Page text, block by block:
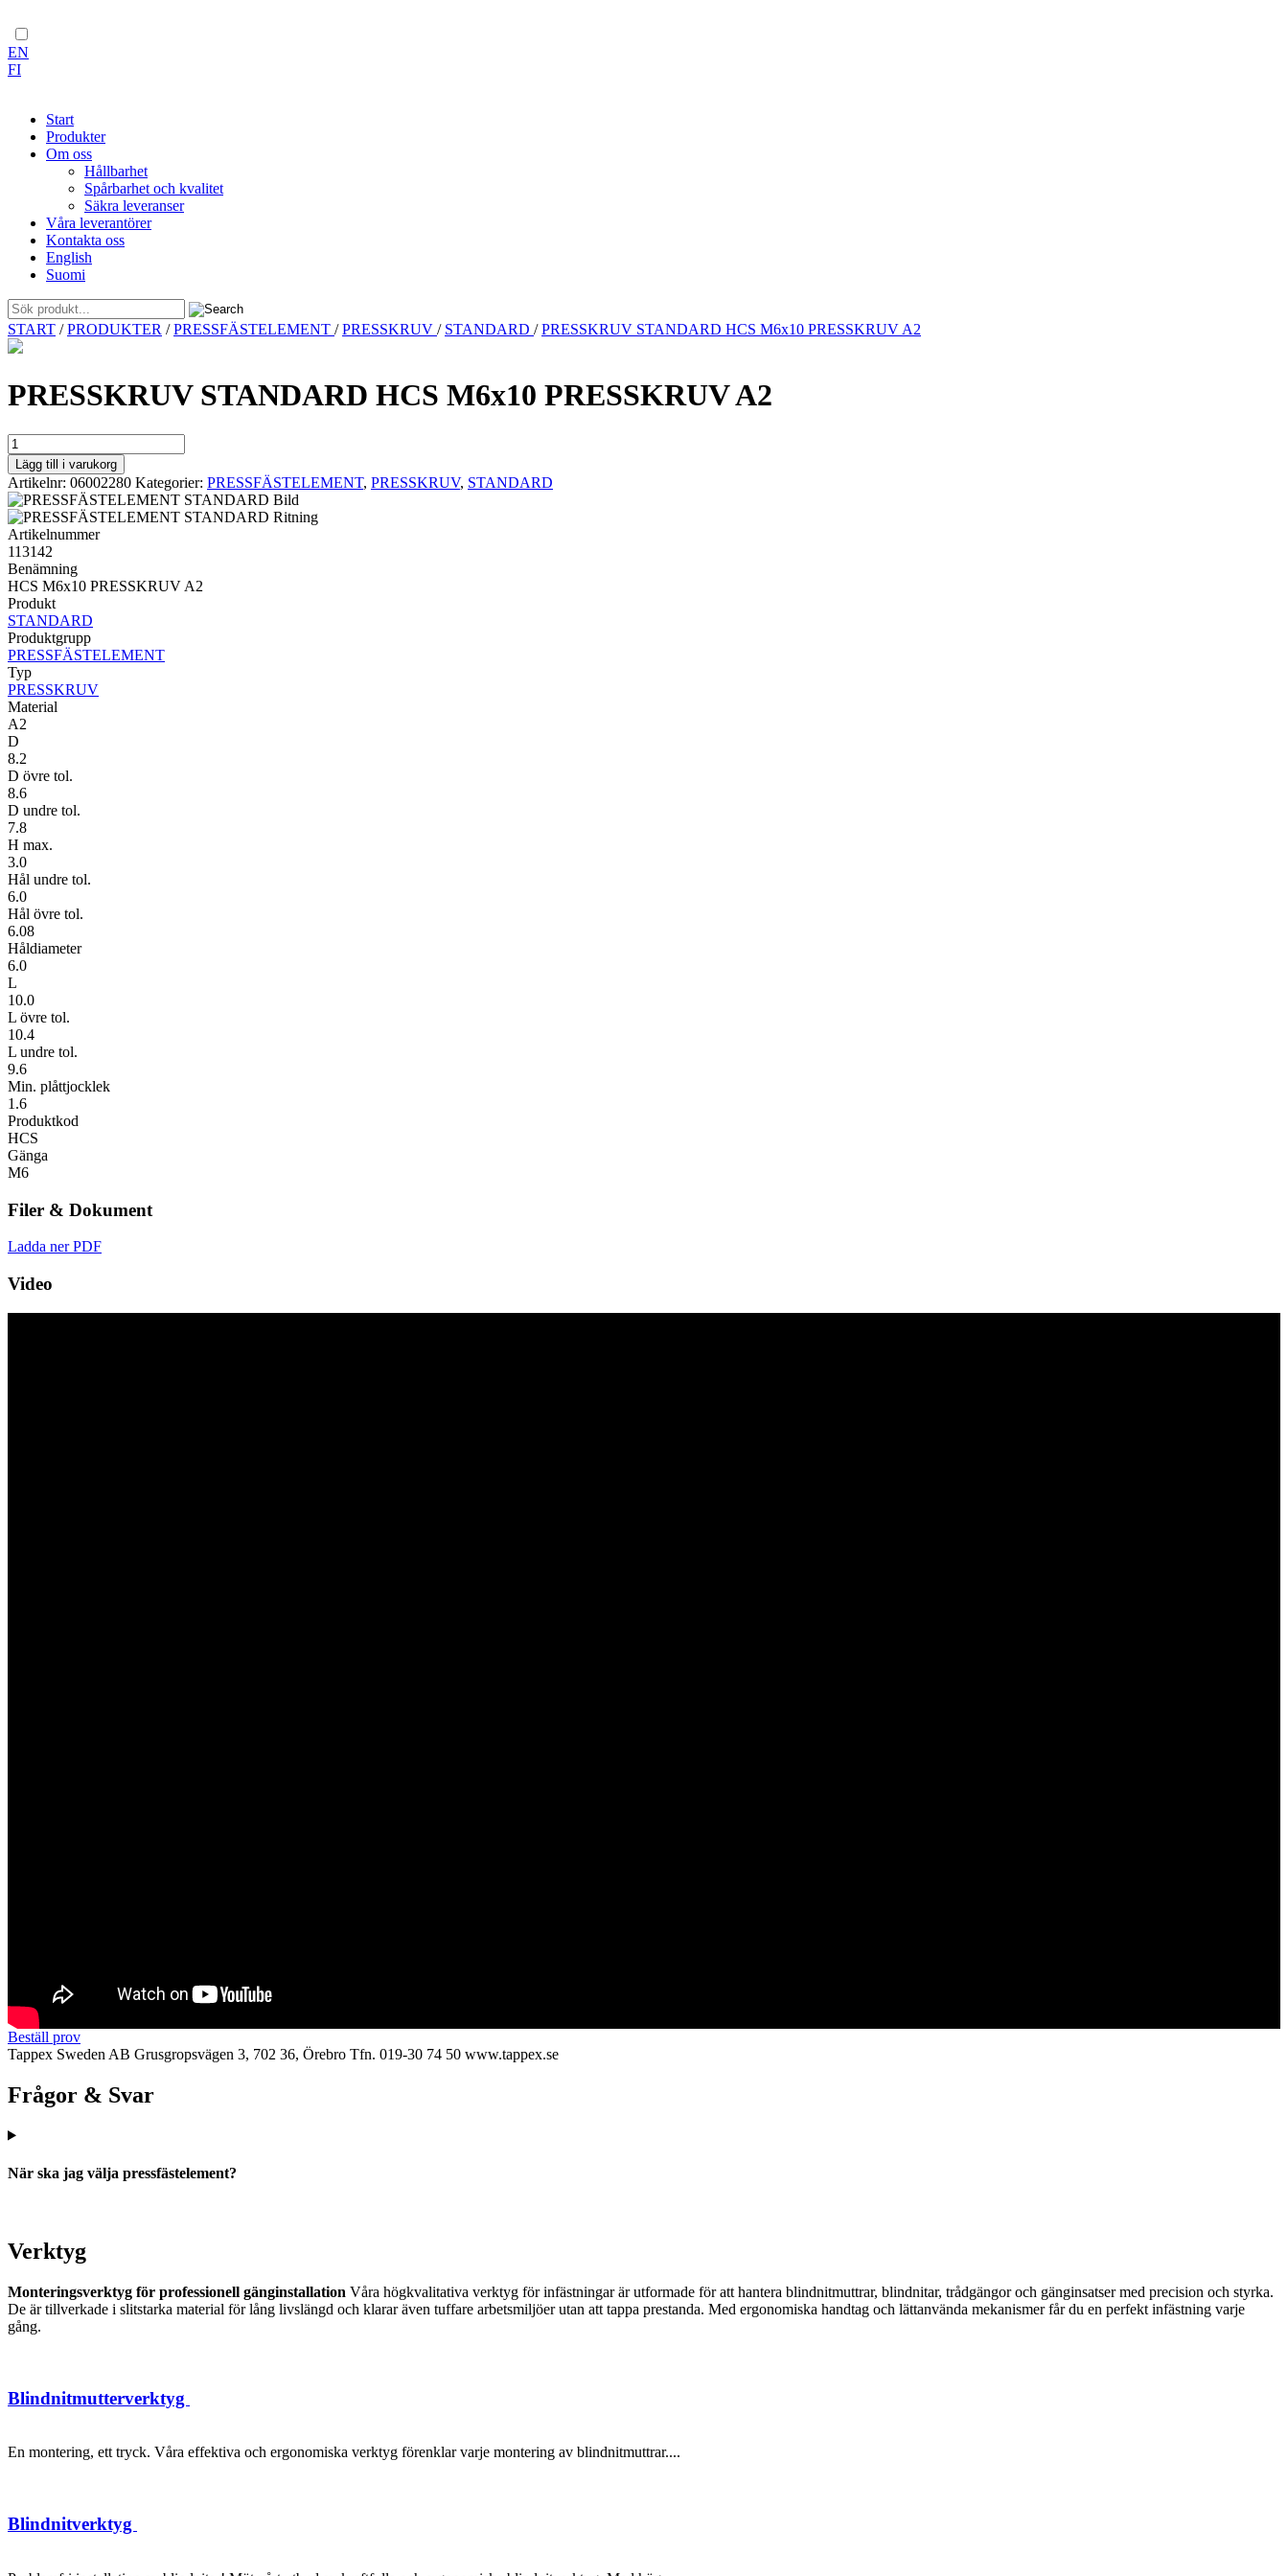
EN
FI
Start
Produkter
Om oss
Hållbarhet
Spårbarhet och kvalitet
Säkra leveranser
Våra leverantörer
Kontakta oss
English
Suomi
Skip
to
START /PRODUKTER /PRESSFÄSTELEMENT /PRESSKRUV / STANDARD /PRESSKRUV STANDARD HCS M6x10 PRESSKRUV A2
PRESSKRUV STANDARD HCS M6x10 PRESSKRUV A2
PRESSKRUV
STANDARD
HCS
M6x10
PRESSKRUV
A2
mängd
Lägg till i varukorg
Artikelnr: 06002280 Kategorier: PRESSFÄSTELEMENT, PRESSKRUV, STANDARD
Artikelnummer
113142
Benämning
HCS M6x10 PRESSKRUV A2
Produkt
STANDARD
Produktgrupp
PRESSFÄSTELEMENT
Typ
PRESSKRUV
Material
A2
D
8.2
D övre tol.
8.6
D undre tol.
7.8
H max.
3.0
Hål undre tol.
6.0
Hål övre tol.
6.08
Håldiameter
6.0
L
10.0
L övre tol.
10.4
L undre tol.
9.6
Min. plåttjocklek
1.6
Produktkod
HCS
Gänga
M6
Filer & Dokument
Ladda ner PDF
Video
Beställ prov
Tappex Sweden AB Grusgropsvägen 3, 702 36, Örebro Tfn. 019-30 74 50 www.tappex.se
Frågor & Svar
När ska jag välja pressfästelement?
Verktyg
Monteringsverktyg för professionell gänginstallation Våra högkvalitativa verktyg för infästningar är utformade för att hantera blindnitmuttrar, blindnitar, trådgängor och gänginsatser med precision och styrka.
De är tillverkade i slitstarka material för lång livslängd och klarar även tuffare arbetsmiljöer utan att tappa prestanda. Med ergonomiska handtag och lättanvända mekanismer får du en perfekt infästning varje
gång.
Blindnitmutterverktyg
En montering, ett tryck. Våra effektiva och ergonomiska verktyg förenklar varje montering av blindnitmuttrar....
Blindnitverktyg